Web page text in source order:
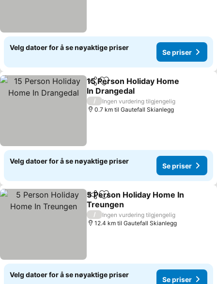
Velg datoer for å se nøyaktige priser
Se priser
Del Legg til i favoritter
15 Person Holiday Home
In Drangedal
Se priser
/
Ingen vurdering tilgjengelig
0.7 km til Gautefall Skianlegg
Velg datoer for å se nøyaktige priser
Se priser
Del Legg til i favoritter
5 Person Holiday Home In
Treungen
Se priser
/
Ingen vurdering tilgjengelig
12.4 km til Gautefall Skianlegg
Velg datoer for å se nøyaktige priser
Se priser